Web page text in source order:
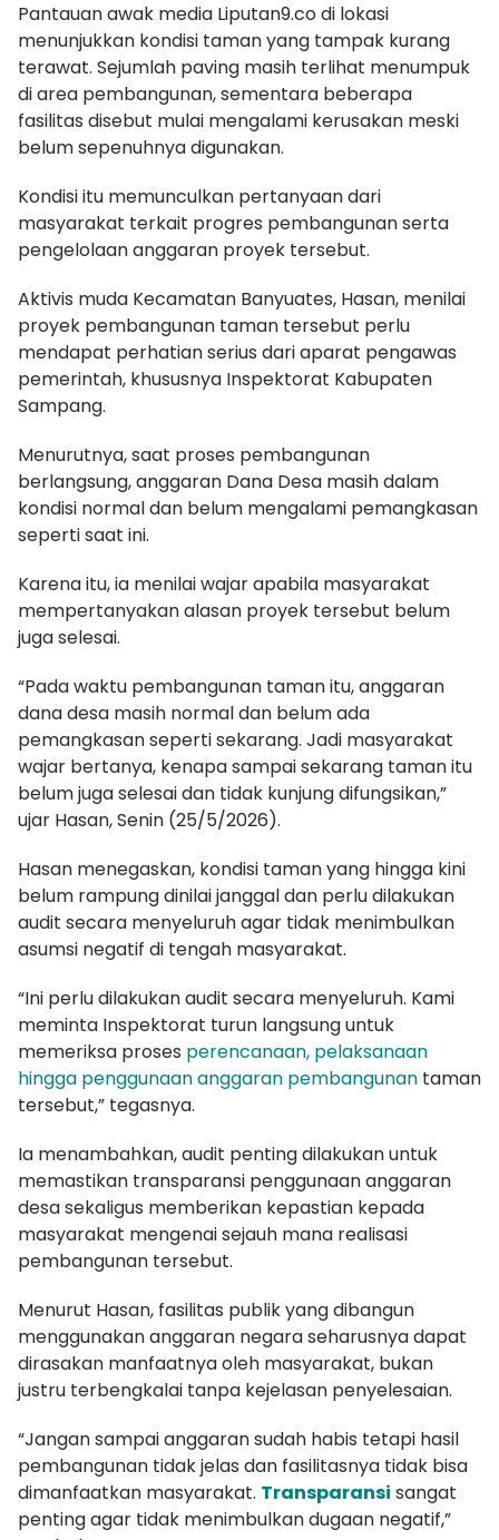
Pantauan awak media Liputan9.co di lokasi
menunjukkan kondisi taman yang tampak kurang
terawat. Sejumlah paving masih terlihat menumpuk
di area pembangunan, sementara beberapa
fasilitas disebut mulai mengalami kerusakan meski
belum sepenuhnya digunakan.
Kondisi itu memunculkan pertanyaan dari
masyarakat terkait progres pembangunan serta
pengelolaan anggaran proyek tersebut.
Aktivis muda Kecamatan Banyuates, Hasan, menilai
proyek pembangunan taman tersebut perlu
mendapat perhatian serius dari aparat pengawas
pemerintah, khususnya Inspektorat Kabupaten
Sampang.
Menurutnya, saat proses pembangunan
berlangsung, anggaran Dana Desa masih dalam
kondisi normal dan belum mengalami pemangkasan
seperti saat ini.
Karena itu, ia menilai wajar apabila masyarakat
mempertanyakan alasan proyek tersebut belum
juga selesai.
“Pada waktu pembangunan taman itu, anggaran
dana desa masih normal dan belum ada
pemangkasan seperti sekarang. Jadi masyarakat
wajar bertanya, kenapa sampai sekarang taman itu
belum juga selesai dan tidak kunjung difungsikan,”
ujar Hasan, Senin (25/5/2026).
Hasan menegaskan, kondisi taman yang hingga kini
belum rampung dinilai janggal dan perlu dilakukan
audit secara menyeluruh agar tidak menimbulkan
asumsi negatif di tengah masyarakat.
“Ini perlu dilakukan audit secara menyeluruh. Kami
meminta Inspektorat turun langsung untuk
memeriksa proses perencanaan, pelaksanaan
hingga penggunaan anggaran pembangunan taman
tersebut,” tegasnya.
Ia menambahkan, audit penting dilakukan untuk
memastikan transparansi penggunaan anggaran
desa sekaligus memberikan kepastian kepada
masyarakat mengenai sejauh mana realisasi
pembangunan tersebut.
Menurut Hasan, fasilitas publik yang dibangun
menggunakan anggaran negara seharusnya dapat
dirasakan manfaatnya oleh masyarakat, bukan
justru terbengkalai tanpa kejelasan penyelesaian.
“Jangan sampai anggaran sudah habis tetapi hasil
pembangunan tidak jelas dan fasilitasnya tidak bisa
dimanfaatkan masyarakat. Transparansi sangat
penting agar tidak menimbulkan dugaan negatif,”